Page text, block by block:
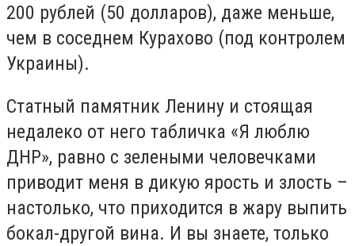
200 рублей (50 долларов), даже меньше,
чем в соседнем Курахово (под контролем
Украины).
Статный памятник Ленину и стоящая
недалеко от него табличка «Я люблю
ДНР», равно с зелеными человечками
приводит меня в дикую ярость и злость –
настолько, что приходится в жару выпить
бокал-другой вина. И вы знаете, только